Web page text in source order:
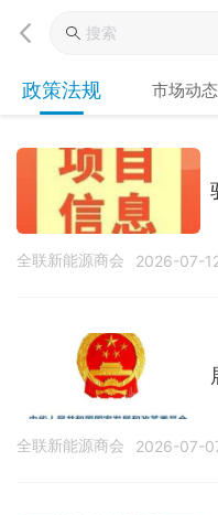
政策法规 市场动态
全联新能源商会 2026-07-
全联新能源商会 2026-07-